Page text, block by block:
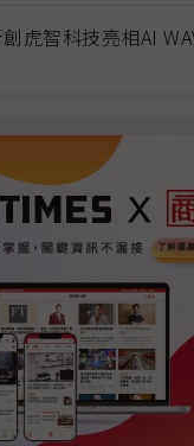
虎智科技亮相AI